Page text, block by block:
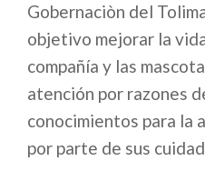
Gobernaciòn del
objetivo mejorar la
compañía y las
atención por razones
conocimientos para la
por parte de sus